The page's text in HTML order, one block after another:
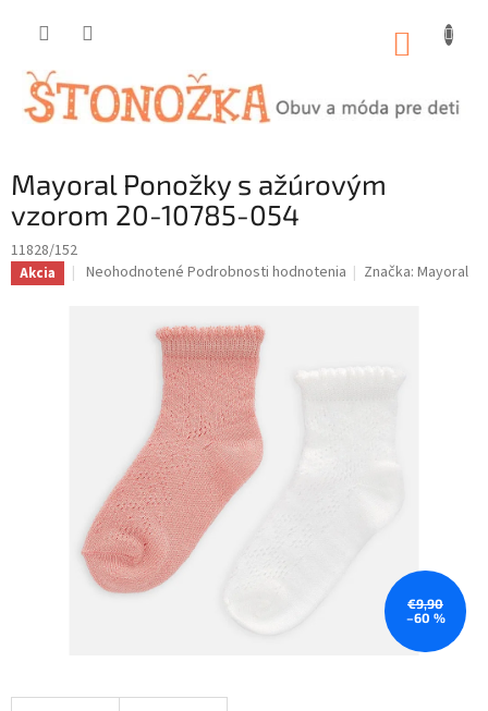
Mayoral Ponožky s ažúrovým
vzorom 20-10785-054
11828/152
Akcia
Priemerné
hviezdičiek.
Neohodnotené Podrobnosti hodnotenia Značka:Mayoral
€9,90
–60 %